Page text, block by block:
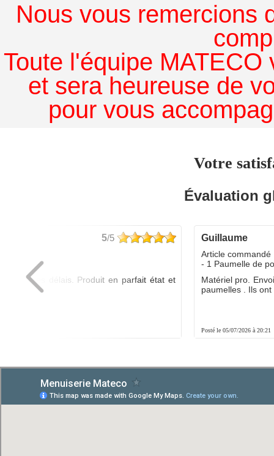
Nous vous remercions
Toute l'équipe
et sera heureuse de
pour vous
Votre
Évaluation
5/5
dans les délais. Produit en parfait état et
guillaume
Posté le 05/07/2026 à 20:21
Article commandé
- 1 Paumelle de
Matériel pro.
paumelles . Ils ont